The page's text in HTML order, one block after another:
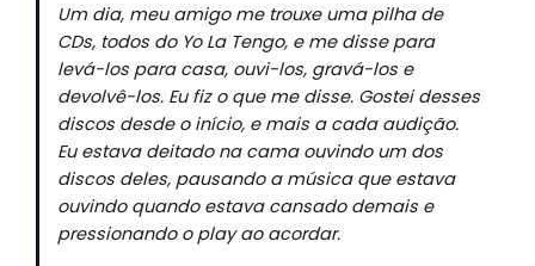
Um dia, meu amigo me trouxe uma pilha de
CDs, todos do Yo La Tengo, e me disse para
levá-los para casa, ouvi-los, gravá-los e
devolvê-los. Eu fiz o que me disse. Gostei desses
discos desde o início, e mais a cada audição.
Eu estava deitado na cama ouvindo um dos
discos deles, pausando a música que estava
ouvindo quando estava cansado demais e
pressionando o play ao acordar.